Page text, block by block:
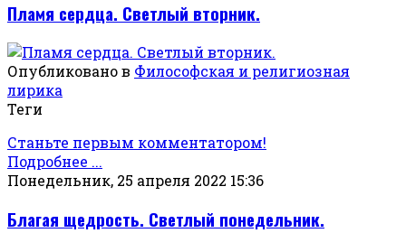
Пламя сердца. Светлый вторник.
Опубликовано в Философская и религиозная
лирика
Теги
Станьте первым комментатором!
Подробнее ...
Понедельник, 25 апреля 2022 15:36
Благая щедрость. Светлый понедельник.